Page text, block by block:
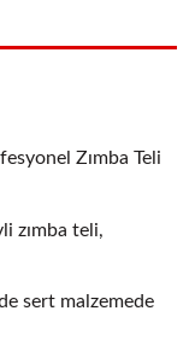
Zımba Teli
zımba teli,
sert malzemede